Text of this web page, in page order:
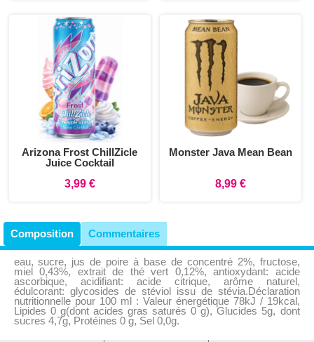
Arizona Frost ChillZicle
Juice Cocktail
3,99 €
Monster Java Mean Bean
8,99 €
Composition Commentaires
eau, sucre, jus de poire à base de concentré 2%, fructose,
miel 0,43%, extrait de thé vert 0,12%, antioxydant: acide
ascorbique, acidifiant: acide citrique, arôme naturel,
édulcorant: glycosides de stéviol issu de stévia.Déclaration
nutritionnelle pour 100 ml : Valeur énergétique 78kJ / 19kcal,
Lipides 0 g(dont acides gras saturés 0 g), Glucides 5g, dont
sucres 4,7g, Protéines 0 g, Sel 0,0g.